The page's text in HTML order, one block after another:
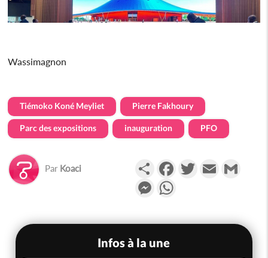
Wassimagnon
Tiémoko Koné Meyliet Pierre Fakhoury
Parc des expositions inauguration PFO
Par Koaci PartagerFacebookTwitterEmail
Messenger
Infos à la une